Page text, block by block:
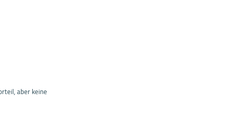
aber keine